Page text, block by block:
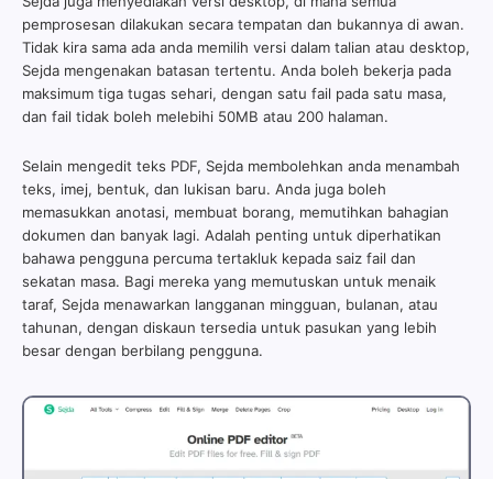
pemprosesan dilakukan secara tempatan dan bukannya di awan.
Tidak kira sama ada anda memilih versi dalam talian atau desktop,
Sejda mengenakan batasan tertentu. Anda boleh bekerja pada
maksimum tiga tugas sehari, dengan satu fail pada satu masa,
dan fail tidak boleh melebihi 50MB atau 200 halaman.
Selain mengedit teks PDF, Sejda membolehkan anda menambah
teks, imej, bentuk, dan lukisan baru. Anda juga boleh
memasukkan anotasi, membuat borang, memutihkan bahagian
dokumen dan banyak lagi. Adalah penting untuk diperhatikan
bahawa pengguna percuma tertakluk kepada saiz fail dan
sekatan masa. Bagi mereka yang memutuskan untuk menaik
taraf, Sejda menawarkan langganan mingguan, bulanan, atau
tahunan, dengan diskaun tersedia untuk pasukan yang lebih
besar dengan berbilang pengguna.